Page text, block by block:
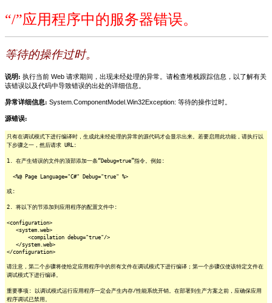
“/”应用程序中的服务器错误。
等待的操作过时。
说明: 执行当前 Web 请求期间，出现未经处理的异常。请检查堆栈跟踪信息，以了解有关
该错误以及代码中导致错误的出处的详细信息。
异常详细信息: System.ComponentModel.Win32Exception: 等待的操作过时。
源错误:
只有在调试模式下进行编译时，生成此未经处理的异常的源代码才会显示出来。若要启用此功能，请执行以
下步骤之一，然后请求 URL:
1. 在产生错误的文件的顶部添加一条“Debug=true”指令。例如:
<%@ Page Language="C#" Debug="true" %>
或:
2. 将以下的节添加到应用程序的配置文件中:
<configuration>
<system.web>
<compilation debug="true"/>
</system.web>
</configuration>
请注意，第二个步骤将使给定应用程序中的所有文件在调试模式下进行编译；第一个步骤仅使该特定文件在
调试模式下进行编译。
重要事项: 以调试模式运行应用程序一定会产生内存/性能系统开销。在部署到生产方案之前，应确保应用
程序调试已禁用。